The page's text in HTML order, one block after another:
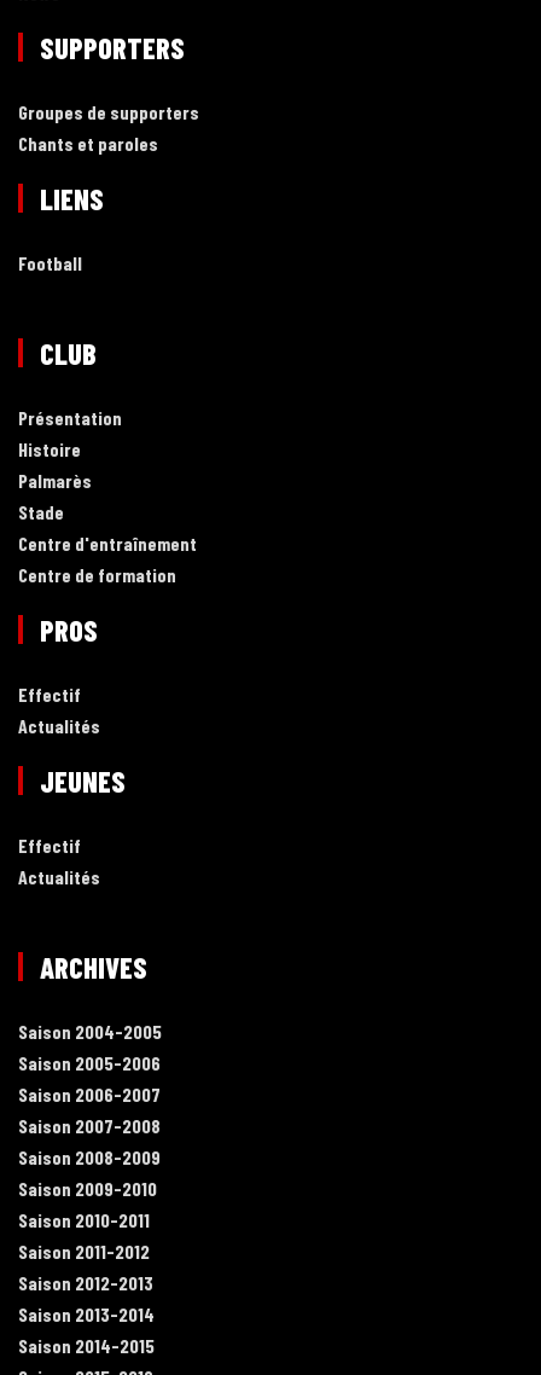
SUPPORTERS
Groupes de supporters
Chants et paroles
LIENS
Football
CLUB
Présentation
Histoire
Palmarès
Stade
Centre d'entraînement
Centre de formation
PROS
Effectif
Actualités
JEUNES
Effectif
Actualités
ARCHIVES
Saison 2004-2005
Saison 2005-2006
Saison 2006-2007
Saison 2007-2008
Saison 2008-2009
Saison 2009-2010
Saison 2010-2011
Saison 2011-2012
Saison 2012-2013
Saison 2013-2014
Saison 2014-2015